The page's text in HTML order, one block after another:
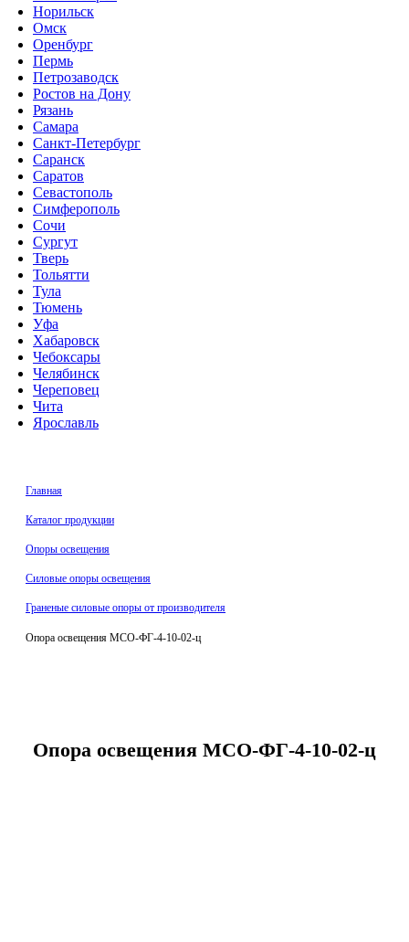
Норильск
Омск
Оренбург
Пермь
Петрозаводск
Ростов на Дону
Рязань
Самара
Санкт-Петербург
Саранск
Саратов
Севастополь
Симферополь
Сочи
Сургут
Тверь
Тольятти
Тула
Тюмень
Уфа
Хабаровск
Чебоксары
Челябинск
Череповец
Чита
Ярославль
Главная
Каталог продукции
Oпоры oсвeщения
Силовые опоры освещения
Граненые силовые опоры от производителя
Опора освещения МСО-ФГ-4-10-02-ц
Опора освещения МСО-ФГ-4-10-02-ц